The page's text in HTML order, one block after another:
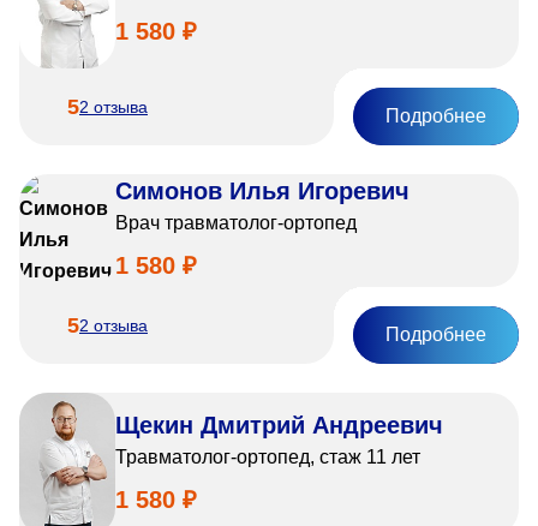
1 580 ₽
52 отзыва Подробнее
Симонов Илья Игоревич
Врач травматолог-ортопед
1 580 ₽
52 отзыва Подробнее
Щекин Дмитрий Андреевич
Травматолог-ортопед, стаж 11 лет
1 580 ₽